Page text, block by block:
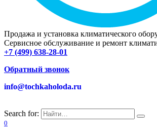
Продажа и установка климатического
Сервисное обслуживание и ремонт
+7 (499) 638-28-01
Обратный звонок
info@tochkaholoda.ru
Search for:
0